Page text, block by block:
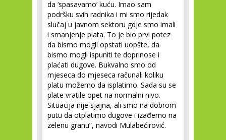
da ‘spasavamo’ kuću. Imao sam
podršku svih radnika i mi smo rijedak
slučaj u javnom sektoru gdje smo imali
i smanjenje plata. To je bio prvi potez
da bismo mogli opstati uopšte, da
bismo mogli ispuniti te doprinose i
plaćati dugove. Bukvalno smo od
mjeseca do mjeseca računali koliku
platu možemo da isplatimo. Sada su se
plate vratile opet na normalni nivo.
Situacija nije sjajna, ali smo na dobrom
putu da otplatimo dugove i izađemo na
zelenu granu”, navodi Mulabećirović.